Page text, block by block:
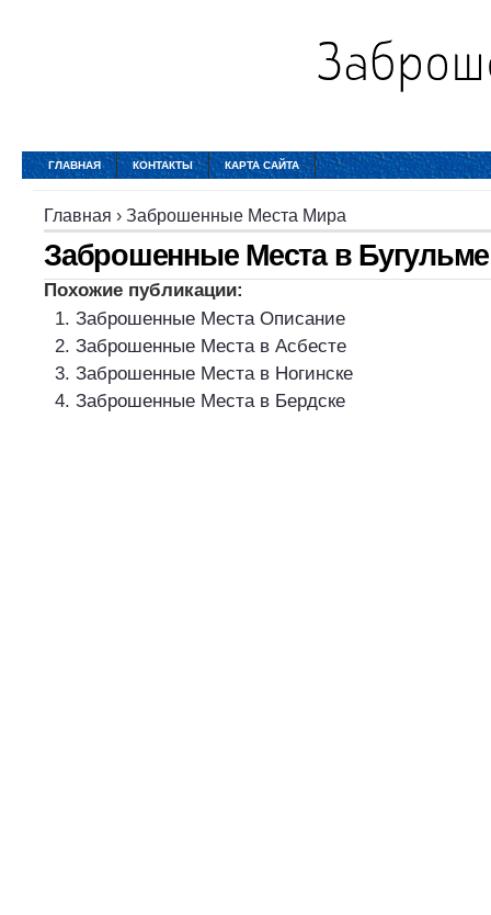
ГЛАВНАЯ КОНТАКТЫ КАРТА САЙТА
Главная › Заброшенные Места Мира
Заброшенные Места в Бугульме
Похожие публикации:
Заброшенные Места Описание
Заброшенные Места в Асбесте
Заброшенные Места в Ногинске
Заброшенные Места в Бердске